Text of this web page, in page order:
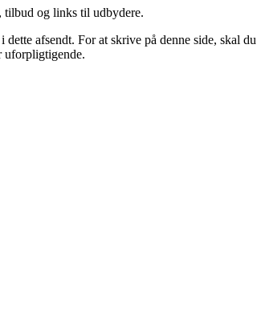
tilbud og links til udbydere.
afsendt. For at skrive på denne side, skal du
uforpligtigende.